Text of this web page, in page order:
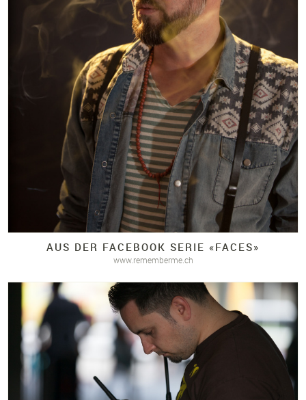
AUS DER FACEBOOK SERIE «FACES»
www.rememberme.ch